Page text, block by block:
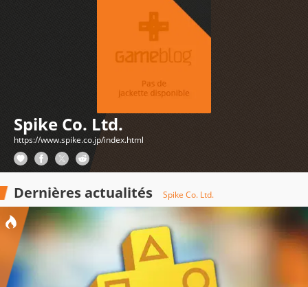
Spike Co. Ltd.
https://www.spike.co.jp/index.html
Dernières actualités Spike Co. Ltd.